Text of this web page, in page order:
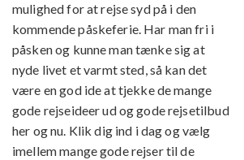
mulighed for at rejse syd på i den
kommende påskeferie. Har man fri i
påsken og kunne man tænke sig at
nyde livet et varmt sted, så kan det
være en god ide at tjekke de mange
gode rejseideer ud og gode rejsetilbud
her og nu. Klik dig ind i dag og vælg
imellem mange gode rejser til de